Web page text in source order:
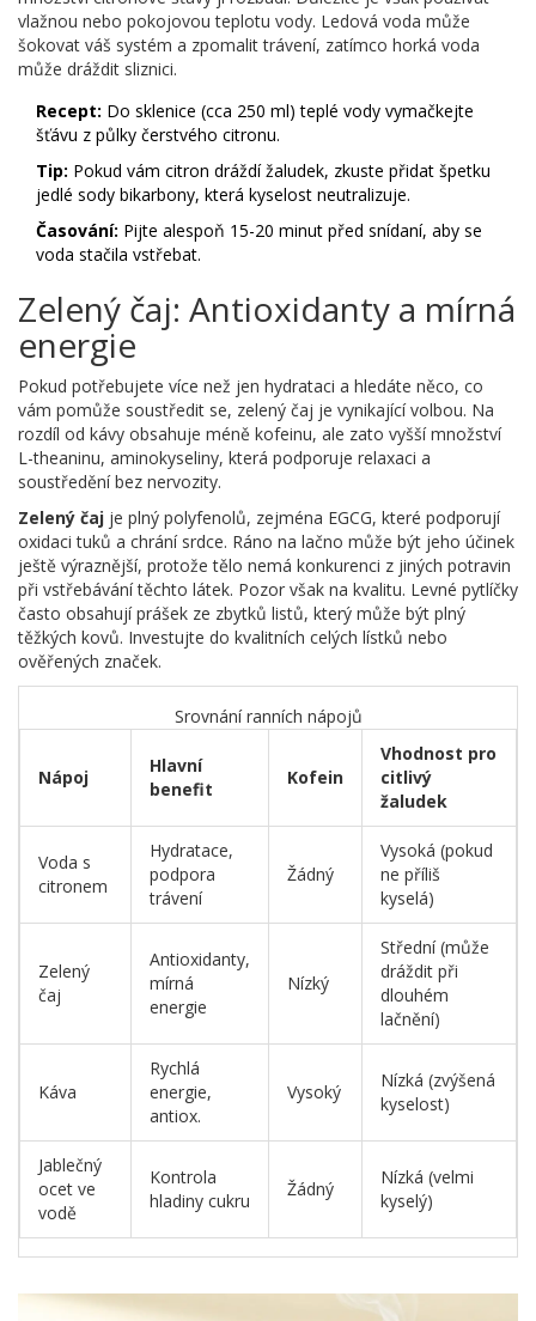
vlažnou nebo pokojovou teplotu vody. Ledová voda může
šokovat váš systém a zpomalit trávení, zatímco horká voda
může dráždit sliznici.
Recept: Do sklenice (cca 250 ml) teplé vody vymačkejte
šťávu z půlky čerstvého citronu.
Tip: Pokud vám citron dráždí žaludek, zkuste přidat špetku
jedlé sody bikarbony, která kyselost neutralizuje.
Časování: Pijte alespoň 15-20 minut před snídaní, aby se
voda stačila vstřebat.
Zelený čaj: Antioxidanty a mírná
energie
Pokud potřebujete více než jen hydrataci a hledáte něco, co
vám pomůže soustředit se, zelený čaj je vynikající volbou. Na
rozdíl od kávy obsahuje méně kofeinu, ale zato vyšší množství
L-theaninu, aminokyseliny, která podporuje relaxaci a
soustředění bez nervozity.
Zelený čaj je plný polyfenolů, zejména EGCG, které podporují
oxidaci tuků a chrání srdce. Ráno na lačno může být jeho účinek
ještě výraznější, protože tělo nemá konkurenci z jiných potravin
při vstřebávání těchto látek. Pozor však na kvalitu. Levné pytlíčky
často obsahují prášek ze zbytků listů, který může být plný
těžkých kovů. Investujte do kvalitních celých lístků nebo
ověřených značek.
Srovnání ranních nápojů
Nápoj
Hlavní
benefit
Kofein
Vhodnost pro
citlivý
žaludek
Voda s
citronem
Hydratace,
podpora
trávení
Žádný
Vysoká (pokud
ne příliš
kyselá)
Zelený
čaj
Antioxidanty,
mírná
energie
Nízký
Střední (může
dráždit při
dlouhém
lačnění)
Káva
Rychlá
energie,
antiox.
Vysoký
Nízká (zvýšená
kyselost)
Jablečný
ocet ve
vodě
Kontrola
hladiny cukru
Žádný
Nízká (velmi
kyselý)